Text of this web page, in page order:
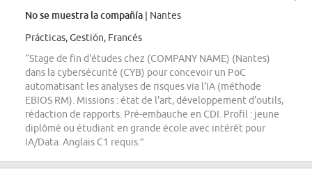
No se muestra la compañía | Nantes
Prácticas, Gestión, Francés
“Stage de fin d'études chez (COMPANY NAME) (Nantes)
dans la cybersécurité (CYB) pour concevoir un PoC
automatisant les analyses de risques via l'IA (méthode
EBIOS RM). Missions : état de l'art, développement d'outils,
rédaction de rapports. Pré-embauche en CDI. Profil : jeune
diplômé ou étudiant en grande école avec intérêt pour
IA/Data. Anglais C1 requis.”